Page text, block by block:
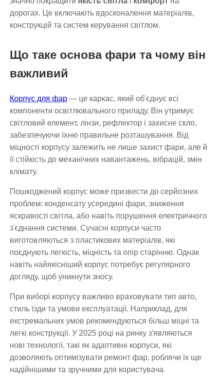
дорогах. Це включають вдосконалення матеріалів,
конструкцій та систем керування світлом.
Що таке основа фари та чому він
важливий
Корпус для фар — це каркас, який об'єднує всі
компоненти освітлювального приладу. Він утримує
світловий елемент, лінзи, рефлектор і захисне скло,
забезпечуючи їхню правильне розташування. Від
міцності корпусу залежить не лише захист фари, але й
її стійкість до механічних навантажень, вібрацій, змін
клімату.
Пошкоджений корпус може призвести до серйозних
проблем: конденсату усередині фари, зниження
яскравості світла, або навіть порушення електричного
з'єднання системи. Сучасні корпуси часто
виготовляються з пластикових матеріалів, які
поєднують легкість, міцність та опір старінню. Однак
навіть найякісніший корпус потребує регулярного
догляду, щоб уникнути зносу.
При виборі корпусу важливо враховувати тип авто,
стиль їзди та умови експлуатації. Наприклад, для
екстремальних умов рекомендуються більш міцні та
легкі конструкції. У 2025 році на ринку з'являються
нові технології, такі як адаптивні корпуси, які
дозволяють оптимізувати ремонт фар, роблячи їх ще
надійнішими та зручними для користувача.